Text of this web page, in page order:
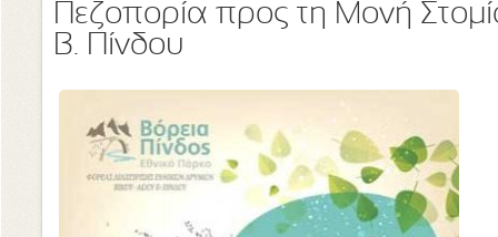
Πεζοπορία προς τη Μονή
Β. Πίνδου